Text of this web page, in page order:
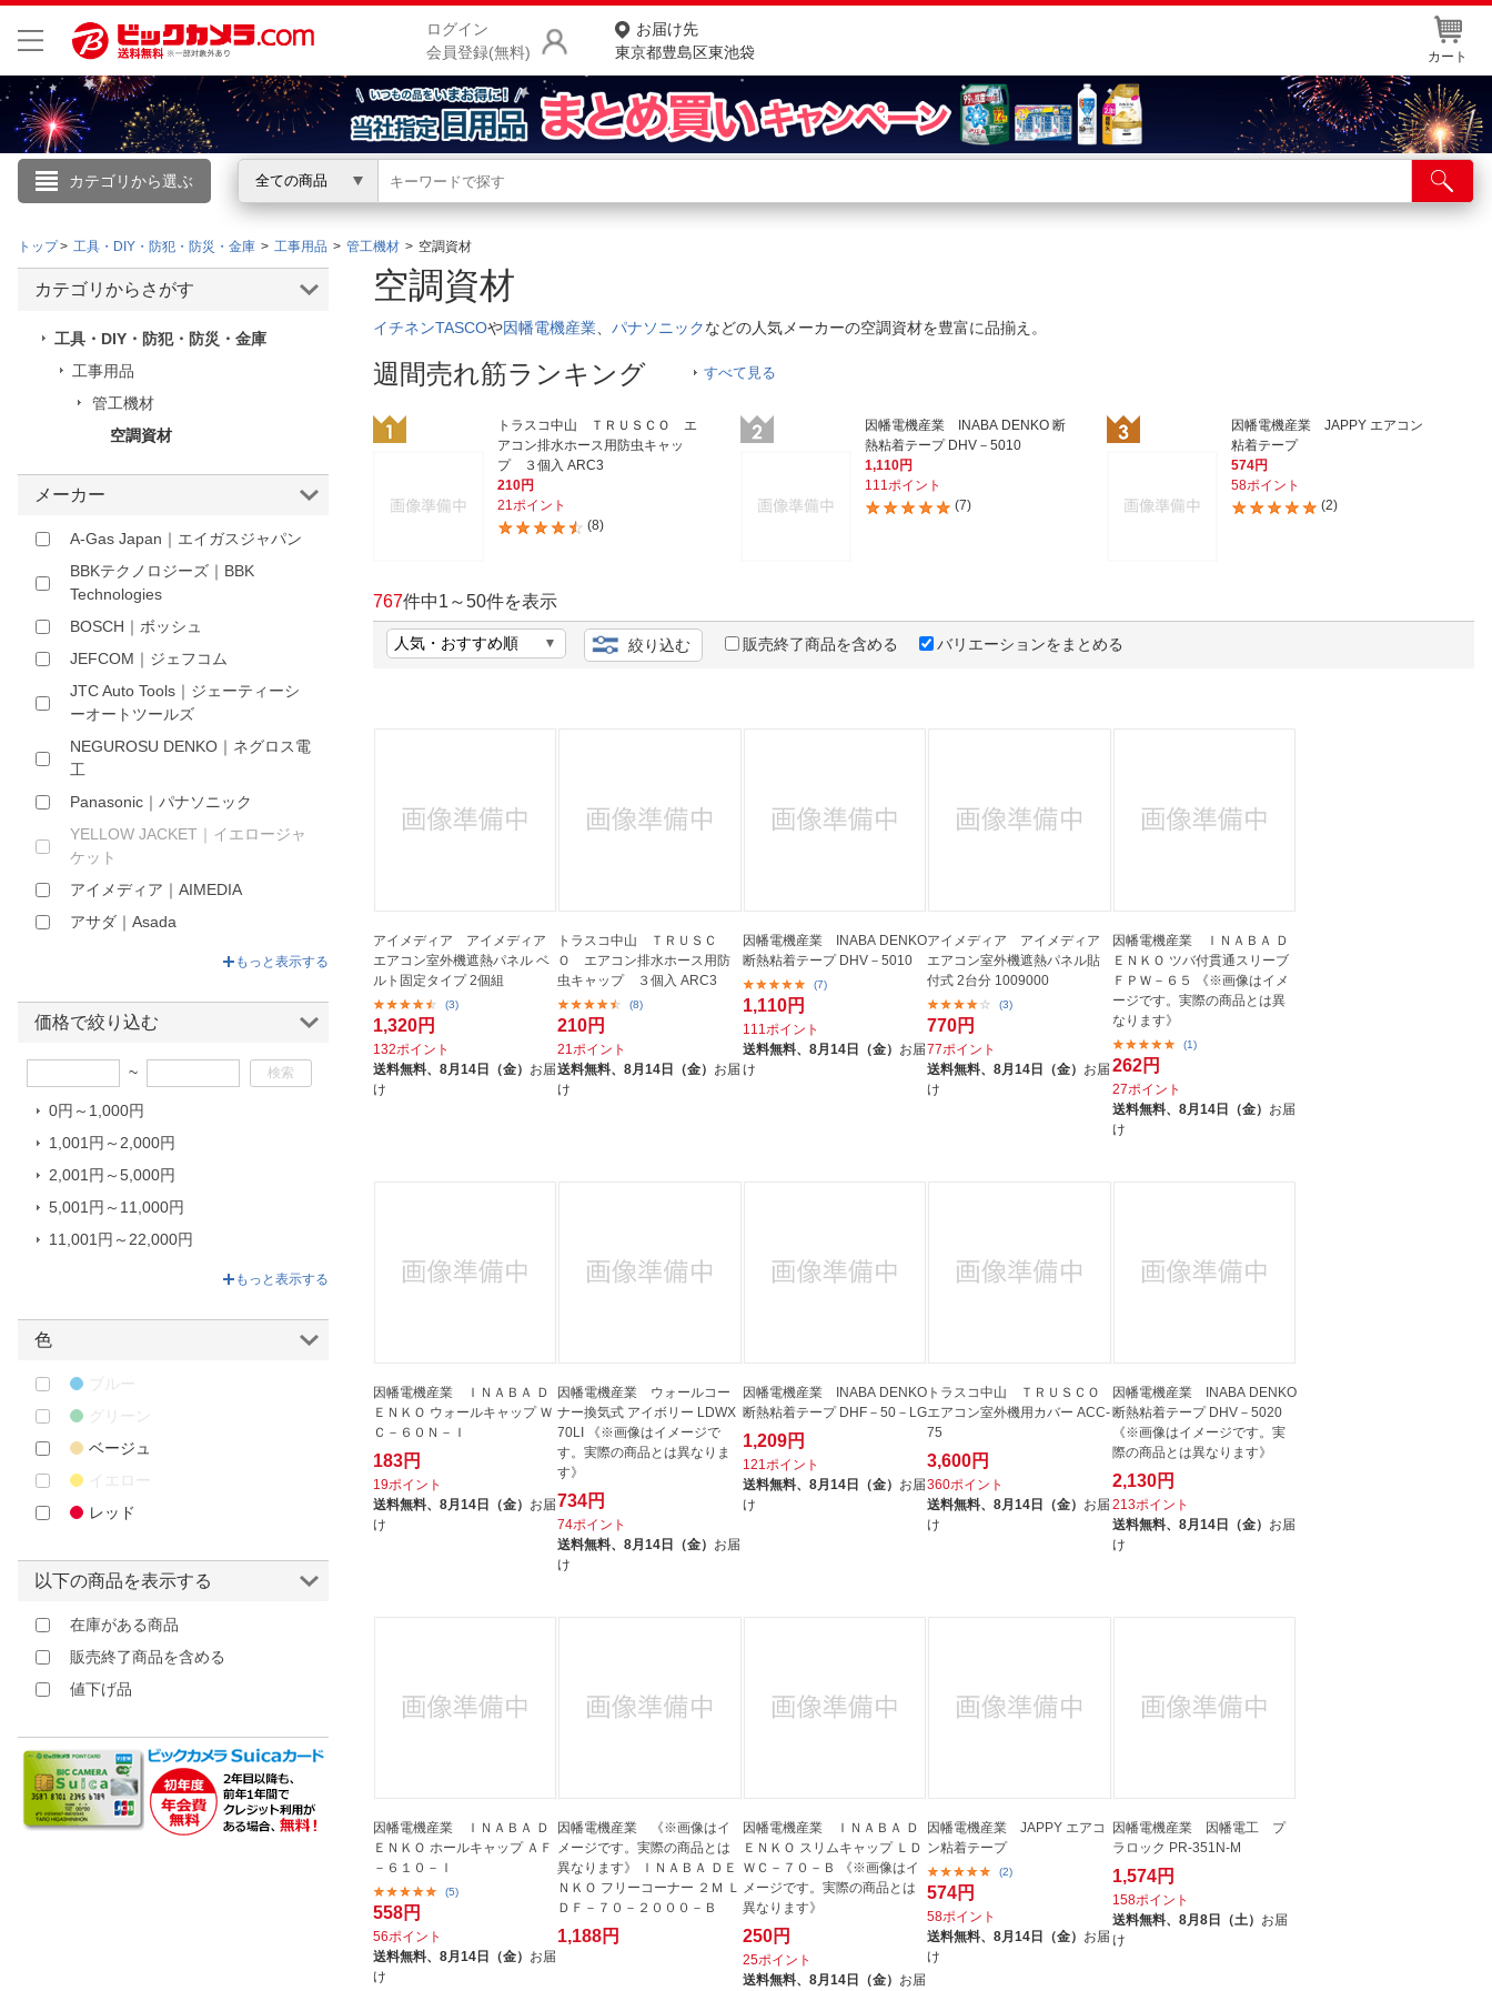
ログイン
会員登録(無料)
お届け先
東京都豊島区東池袋
カート
カテゴリから選ぶ 全ての商品
こんにちは
ログイン
閲覧履歴
お知らせ
お客様サポート
ご利用ガイド
店舗情報・店舗一覧
トップ 工具・DIY・防犯・防災・金庫 工事用品 管工機材 空調資材
空調資材
イチネンTASCOや因幡電機産業 パナソニックなどの人気メーカーの空調資材を豊富に品揃え。
週間売れ筋ランキング すべて見る
トラスコ中山 ＴＲＵＳＣＯ エ
アコン排水ホース用防虫キャッ
プ ３個入 ARC3
210円
21ポイント
(8)
因幡電機産業 INABA DENKO 断
熱粘着テープ DHV－5010
1,110円
111ポイント
(7)
因幡電機産業 JAPPY エアコン
粘着テープ
574円
58ポイント
(2)
767件中1 ～50件を表示
絞り込む 販売終了商品を含める バリエーションをまとめる
アイメディア アイメディア
エアコン室外機遮熱パネル ベ
ルト固定タイプ 2個組
(3)
1,320円
132ポイント
送料無料、 8月14日（金） お届
け
トラスコ中山 ＴＲＵＳＣ
Ｏ エアコン排水ホース用防
虫キャップ ３個入 ARC3
(8)
210円
21ポイント
送料無料、8月14日（金） お届
け
因幡電機産業 INABA DENKO
断熱粘着テープ DHV－5010
(7)
1,110円
111ポイント
送料無料、 8月14日（金） お届
け
アイメディア アイメディア
エアコン室外機遮熱パネル貼
付式 2台分 1009000
(3)
770円
77ポイント
送料無料、8月14日（金） お届
け
因幡電機産業 ＩＮＡＢＡ Ｄ
ＥＮＫＯ ツバ付貫通スリーブ
ＦＰＷ－６５ 《※画像はイメ
ージです。実際の商品とは異
なります》
(1)
262円
27ポイント
送料無料、 8月14日（金） お届
け
因幡電機産業 ＩＮＡＢＡ Ｄ
ＥＮＫＯ ウォールキャップ Ｗ
Ｃ－６０Ｎ－Ｉ
183円
19ポイント
送料無料、 8月14日（金） お届
け
因幡電機産業 ウォールコー
ナー換気式 アイボリー LDWX
70LI 《※画像はイメージで
す。実際の商品とは異なりま
す》
734円
74ポイント
送料無料、8月14日（金） お届
け
因幡電機産業 INABA DENKO
断熱粘着テープ DHF－50－LG
1,209円
121ポイント
送料無料、 8月14日（金） お届
け
トラスコ中山 ＴＲＵＳＣＯ
エアコン室外機用カバー ACC-
75
3,600円
360ポイント
送料無料、8月14日（金） お届
け
因幡電機産業 INABA DENKO
断熱粘着テープ DHV－5020
《※画像はイメージです。実
際の商品とは異なります》
2,130円
213ポイント
送料無料、 8月14日（金） お届
け
因幡電機産業 ＩＮＡＢＡ Ｄ
ＥＮＫＯ ホールキャップ ＡＦ
－６１０－Ｉ
(5)
558円
56ポイント
送料無料、 8月14日（金） お届
け
因幡電機産業 《※画像はイ
メージです。実際の商品とは
異なります》 ＩＮＡＢＡ ＤＥ
ＮＫＯ フリーコーナー ２Ｍ Ｌ
ＤＦ－７０－２０００－Ｂ
1,188円
因幡電機産業 ＩＮＡＢＡ Ｄ
ＥＮＫＯ スリムキャップ ＬＤ
ＷＣ－７０－Ｂ 《※画像はイ
メージです。実際の商品とは
異なります》
250円
25ポイント
送料無料、 8月14日（金） お届
因幡電機産業 JAPPY エアコ
ン粘着テープ
(2)
574円
58ポイント
送料無料、8月14日（金） お届
け
因幡電機産業 因幡電工 プ
ラロック PR-351N-M
1,574円
158ポイント
送料無料、 8月8日（土） お届
け
カテゴリからさがす
工具・DIY・防犯・防災・金庫
工事用品
管工機材
空調資材
メーカー
A-Gas Japan｜エイガスジャパン
BBKテクノロジーズ｜BBK
Technologies
BOSCH｜ボッシュ
JEFCOM｜ジェフコム
JTC Auto Tools｜ジェーティーシ
ーオートツールズ
NEGUROSU DENKO｜ネグロス電
工
Panasonic｜パナソニック
YELLOW JACKET｜イエロージャ
ケット
アイメディア｜AIMEDIA
アサダ｜Asada
アネスト岩田｜ANEST IWATA
TASCO
オーケー器材｜O.K.KIZAI
カナフレックスコーポレーション
TAKIRON
ダイヘン｜DAIHEN
トラスコ中山｜TRUSCO
パナソニック エレクトリックワー
フジモリ｜Fujimori
ミヤサカ工業｜Miyasaka
Kougyou
リッチェル｜Richell
加藤伝蔵商店｜DENZO
SANGYO
未来工業｜Mirai Industry
横浜油脂工業｜YOKOHAMA OILS
結一産業｜YUY SANGYOU
もっと表示する
価格で絞り込む
~
0円～1,000円
1,001円～2,000円
2,001円～5,000円
5,001円～11,000円
11,001円～22,000円
もっと表示する
色
ブルー
グリーン
ベージュ
イエロー
レッド
以下の商品を表示する
在庫がある商品
販売終了商品を含める
値下げ品